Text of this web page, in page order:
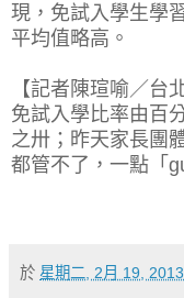
現，免試入學生學
平均值略高。
【記者陳瑄喻／台
免試入學比率由百
之卅；昨天家長團
都管不了，一點「
於 星期二, 2月 19, 2013